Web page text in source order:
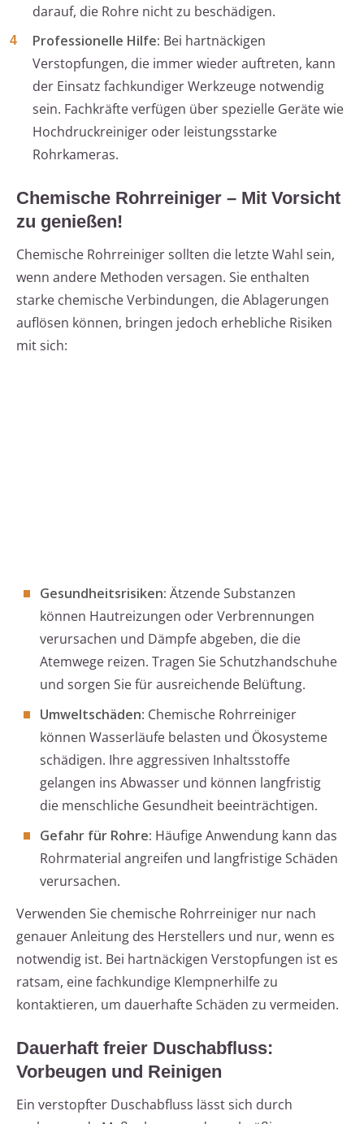
darauf, die Rohre nicht zu beschädigen.
Professionelle Hilfe: Bei hartnäckigen
Verstopfungen, die immer wieder auftreten, kann
der Einsatz fachkundiger Werkzeuge notwendig
sein. Fachkräfte verfügen über spezielle Geräte wie
Hochdruckreiniger oder leistungsstarke
Rohrkameras.
Chemische Rohrreiniger – Mit Vorsicht
zu genießen!
Chemische Rohrreiniger sollten die letzte Wahl sein,
wenn andere Methoden versagen. Sie enthalten
starke chemische Verbindungen, die Ablagerungen
auflösen können, bringen jedoch erhebliche Risiken
mit sich:
Gesundheitsrisiken: Ätzende Substanzen
können Hautreizungen oder Verbrennungen
verursachen und Dämpfe abgeben, die die
Atemwege reizen. Tragen Sie Schutzhandschuhe
und sorgen Sie für ausreichende Belüftung.
Umweltschäden: Chemische Rohrreiniger
können Wasserläufe belasten und Ökosysteme
schädigen. Ihre aggressiven Inhaltsstoffe
gelangen ins Abwasser und können langfristig
die menschliche Gesundheit beeinträchtigen.
Gefahr für Rohre: Häufige Anwendung kann das
Rohrmaterial angreifen und langfristige Schäden
verursachen.
Verwenden Sie chemische Rohrreiniger nur nach
genauer Anleitung des Herstellers und nur, wenn es
notwendig ist. Bei hartnäckigen Verstopfungen ist es
ratsam, eine fachkundige Klempnerhilfe zu
kontaktieren, um dauerhafte Schäden zu vermeiden.
Dauerhaft freier Duschabfluss:
Vorbeugen und Reinigen
Ein verstopfter Duschabfluss lässt sich durch